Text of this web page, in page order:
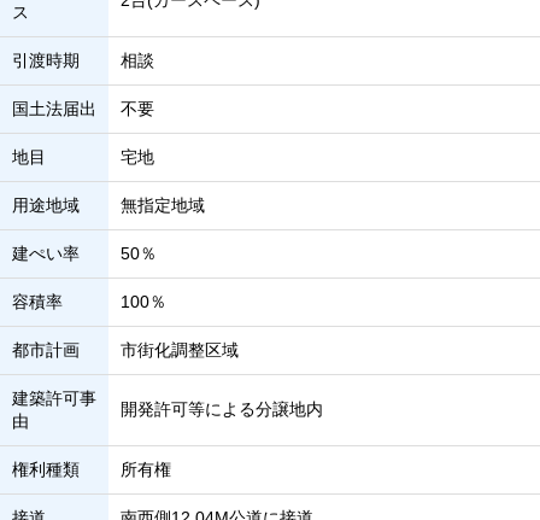
ス
引渡時期 相談
国土法届出 不要
地目 宅地
用途地域 無指定地域
建ぺい率 50％
容積率 100％
都市計画 市街化調整区域
建築許可事
由
開発許可等による分譲地内
権利種類 所有権